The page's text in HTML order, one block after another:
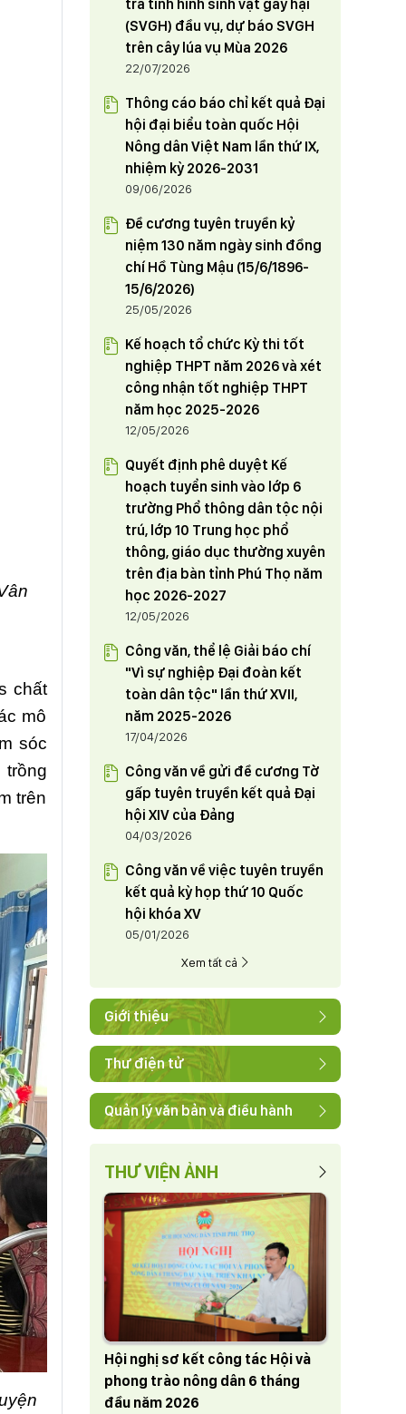
chất
mô
sóc
trên
định tham gia Đảng đoàn Hội
Nông dân tỉnh từ ngày 1/6/2024
HỘI NÔNG DÂN TỈNH PHÚ THỌ
THAM GIA TUẦN HÀNG GIỚI THIỆU,
QUẢNG BÁ SẢN PHẨM NÔNG
NGHIỆP TIÊU BIỂU, CHẤT LƯỢNG
CAO THÂN THIỆN VỚI MÔI
TRƯỜNG TẠI THỦ ĐÔ HÀ NỘI
23/05/2024
tra tình hình sinh vật gây hại
(SVGH) đầu vụ, dự báo SVGH
trên cây lúa vụ Mùa 2026
22/07/2026
Thông cáo báo chỉ kết quả Đại
hội đại biểu toàn quốc Hội
Nông dân Việt Nam lần thứ IX,
nhiệm kỳ 2026-2031
09/06/2026
Đề cương tuyên truyền kỷ
niệm 130 năm ngày sinh đồng
chí Hồ Tùng Mậu (15/6/1896-
15/6/2026)
25/05/2026
Kế hoạch tổ chức Kỳ thi tốt
nghiệp THPT năm 2026 và xét
công nhận tốt nghiệp THPT
năm học 2025-2026
12/05/2026
Quyết định phê duyệt Kế
hoạch tuyển sinh vào lớp 6
trường Phổ thông dân tộc nội
trú, lớp 10 Trung học phổ
thông, giáo dục thường xuyên
trên địa bàn tỉnh Phú Thọ năm
học 2026-2027
12/05/2026
Công văn, thể lệ Giải báo chí
"Vì sự nghiệp Đại đoàn kết
toàn dân tộc" lần thứ XVII,
năm 2025-2026
17/04/2026
Công văn về gửi đề cương Tờ
gấp tuyên truyền kết quả Đại
hội XIV của Đảng
04/03/2026
Công văn về việc tuyên truyền
kết quả kỳ họp thứ 10 Quốc
hội khóa XV
05/01/2026
Xem tất cả
Giới thiệu
Thư điện tử
Quản lý văn bản và điều hành
THƯ VIỆN ẢNH
Hội nghị sơ kết công tác Hội và
phong trào nông dân 6 tháng
đầu năm 2026